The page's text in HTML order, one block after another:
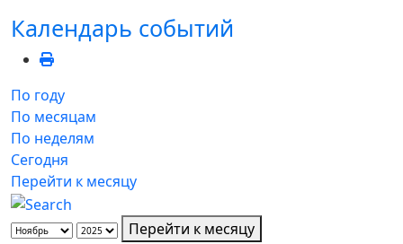
Календарь событий
По году
По месяцам
По неделям
Сегодня
Перейти к месяцу
Перейти к месяцу